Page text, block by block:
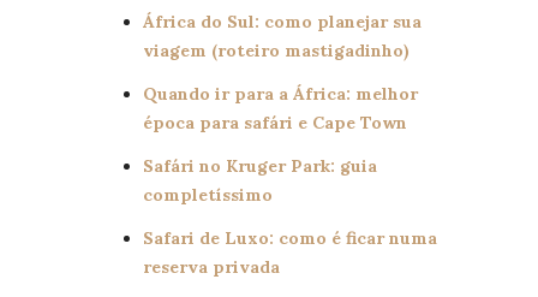
África do Sul: como planejar sua
viagem (roteiro mastigadinho)
Quando ir para a África: melhor
época para safári e Cape Town
Safári no Kruger Park: guia
completíssimo
Safari de Luxo: como é ficar numa
reserva privada